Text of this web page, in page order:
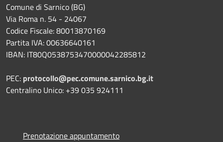
Comune di Sarnico (BG)
Via Roma n. 54 - 24067
Codice Fiscale: 80013870169
Partita IVA: 00636640161
IBAN: IT80Q0538753470000042285812
PEC: protocollo@pec.comune.sarnico.bg.it
Centralino Unico: +39 035 924111
Prenotazione appuntamento